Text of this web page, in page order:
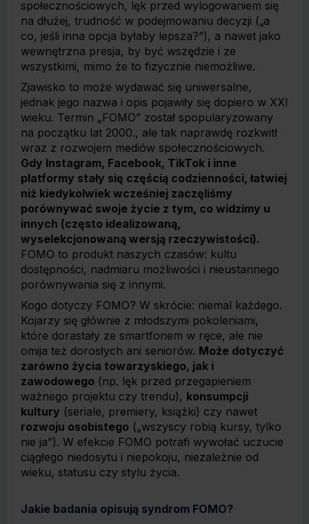
społecznościowych, lęk przed wylogowaniem się
na dłużej, trudność w podejmowaniu decyzji („a
co, jeśli inna opcja byłaby lepsza?”), a nawet jako
wewnętrzna presja, by być wszędzie i ze
wszystkimi, mimo że to fizycznie niemożliwe.
Zjawisko to może wydawać się uniwersalne,
jednak jego nazwa i opis pojawiły się dopiero w XXI
wieku. Termin „FOMO” został spopularyzowany
na początku lat 2000., ale tak naprawdę rozkwitł
wraz z rozwojem mediów społecznościowych.
Gdy Instagram, Facebook, TikTok i inne
platformy stały się częścią codzienności, łatwiej
niż kiedykolwiek wcześniej zaczęliśmy
porównywać swoje życie z tym, co widzimy u
innych (często idealizowaną,
wyselekcjonowaną wersją rzeczywistości).
FOMO to produkt naszych czasów: kultu
dostępności, nadmiaru możliwości i nieustannego
porównywania się z innymi.
Kogo dotyczy FOMO? W skrócie: niemal każdego.
Kojarzy się głównie z młodszymi pokoleniami,
które dorastały ze smartfonem w ręce, ale nie
omija też dorosłych ani seniorów. Może dotyczyć
zarówno życia towarzyskiego, jak i
zawodowego (np. lęk przed przegapieniem
ważnego projektu czy trendu), konsumpcji
kultury (seriale, premiery, książki) czy nawet
rozwoju osobistego („wszyscy robią kursy, tylko
nie ja”). W efekcie FOMO potrafi wywołać uczucie
ciągłego niedosytu i niepokoju, niezależnie od
wieku, statusu czy stylu życia.
Jakie badania opisują syndrom FOMO?